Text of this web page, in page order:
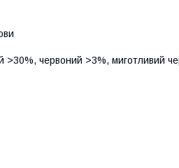
>30%, червоний >3%, миготливий